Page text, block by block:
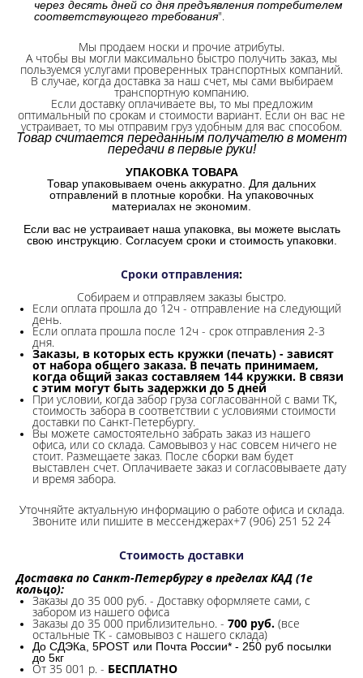
через десять дней со дня предъявления потребителем
соответствующего требования".
Мы продаем носки и прочие атрибуты.
А чтобы вы могли максимально быстро получить заказ, мы
пользуемся услугами проверенных транспортных компаний.
В случае, когда доставка за наш счет, мы сами выбираем
транспортную компанию.
Если доставку оплачиваете вы, то мы предложим
оптимальный по срокам и стоимости вариант. Если он вас не
устраивает, то мы отправим груз удобным для вас способом.
Товар считается переданным получателю в момент
передачи в первые руки!
УПАКОВКА ТОВАРА
Товар упаковываем очень аккуратно. Для дальних
отправлений в плотные коробки. На упаковочных
материалах не экономим.
Если вас не устраивает наша упаковка, вы можете выслать
свою инструкцию. Согласуем сроки и стоимость упаковки.
Сроки отправления:
Собираем и отправляем заказы быстро.
Если оплата прошла до 12ч - отправление на следующий
день.
Если оплата прошла после 12ч - срок отправления 2-3
дня.
Заказы, в которых есть кружки (печать) - зависят
от набора общего заказа. В печать принимаем,
когда общий заказ составляем 144 кружки. В связи
с этим могут быть задержки до 5 дней
При условии, когда забор груза согласованной с вами ТК,
стоимость забора в соответствии с условиями стоимости
доставки по Санкт-Петербургу.
Вы можете самостоятельно забрать заказ из нашего
офиса, или со склада. Самовывоз у нас совсем ничего не
стоит. Размещаете заказ. После сборки вам будет
выставлен счет. Оплачиваете заказ и согласовываете дату
и время забора.
Уточняйте актуальную информацию о работе офиса и склада.
Звоните или пишите в мессенджерах+7 (906) 251 52 24
Стоимость доставки
Доставка по Санкт-Петербургу в пределах КАД (1е
кольцо):
Заказы до 35 000 руб. - Доставку оформляете сами, с
забором из нашего офиса
Заказы до 35 000 приблизительно. - 700 руб. (все
остальные ТК - самовывоз с нашего склада)
До СДЭКа, 5POST или Почта России* - 250 руб посылки
до 5кг
От 35 001 р. - БЕСПЛАТНО